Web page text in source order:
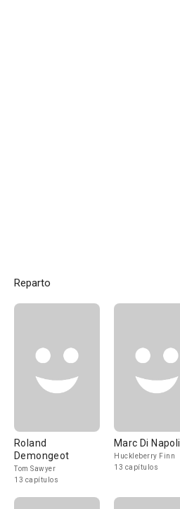
Reparto
Roland
Demongeot
Tom Sawyer
13 capítulos
Marc Di Napoli
Huckleberry Finn
13 capítulos